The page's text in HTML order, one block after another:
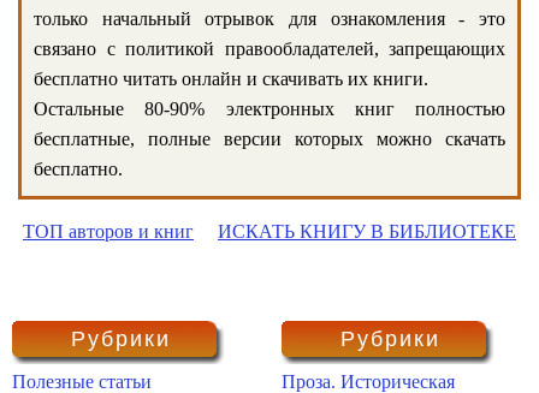
только начальный отрывок для ознакомления - это
связано с политикой правообладателей, запрещающих
бесплатно читать онлайн и скачивать их книги.
Остальные 80-90% электронных книг полностью
бесплатные, полные версии которых можно скачать
бесплатно.
ТОП авторов и книг ИСКАТЬ КНИГУ В БИБЛИОТЕКЕ
Рубрики
Полезные статьи
Рубрики
Проза. Историческая